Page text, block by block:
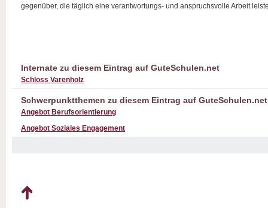
gegenüber, die täglich eine verantwortungs- und anspruchsvolle Arbeit
Internate zu diesem Eintrag auf GuteSchulen.net
Schloss Varenholz
Schwerpunktthemen zu diesem Eintrag auf GuteSchulen.net
Angebot Berufsorientierung
Angebot Soziales Engagement